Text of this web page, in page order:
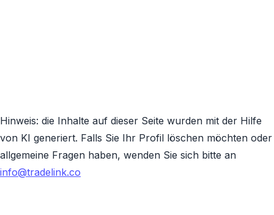
Hinweis: die Inhalte auf dieser Seite wurden mit der Hilfe
von KI generiert. Falls Sie Ihr Profil löschen möchten oder
allgemeine Fragen haben, wenden Sie sich bitte an
info@tradelink.co